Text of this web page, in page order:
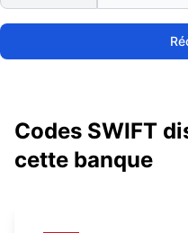
Codes SWIFT
cette banque